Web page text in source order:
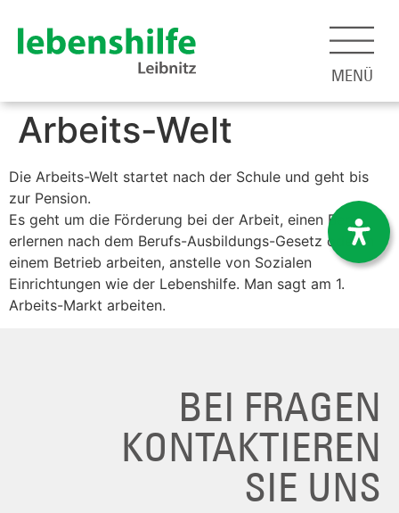
MENÜ
Arbeits-Welt
Die Arbeits-Welt startet nach der Schule und geht bis
zur Pension.
Es geht um die Förderung bei der Arbeit, einen Beruf
erlernen nach dem Berufs-Ausbildungs-Gesetz oder in
einem Betrieb arbeiten, anstelle von Sozialen
Einrichtungen wie der Lebenshilfe. Man sagt am 1.
Arbeits-Markt arbeiten.
BEI FRAGEN
KONTAKTIEREN
SIE UNS